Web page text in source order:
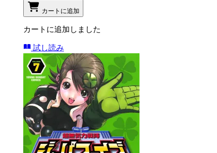
カートに追加
カートに追加しました
試し読み